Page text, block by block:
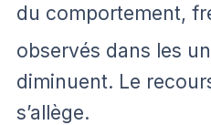
du comportement,
observés dans les
diminuent. Le
s’allège.